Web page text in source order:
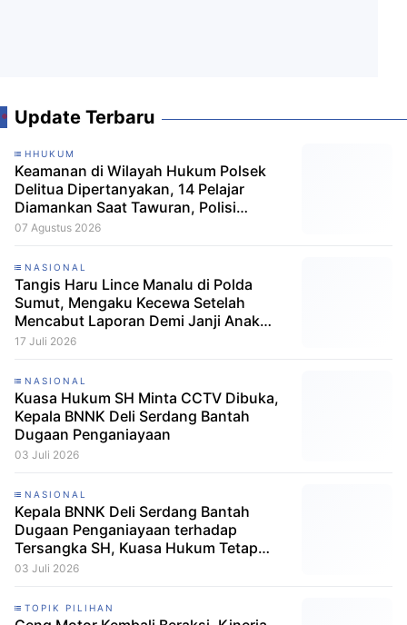
Update Terbaru
HHUKUM
Keamanan di Wilayah Hukum Polsek
Delitua Dipertanyakan, 14 Pelajar
Diamankan Saat Tawuran, Polisi
Pastikan Tak Ada Tersangka
07 Agustus 2026
NASIONAL
Tangis Haru Lince Manalu di Polda
Sumut, Mengaku Kecewa Setelah
Mencabut Laporan Demi Janji Anak
Dibebaskan
17 Juli 2026
NASIONAL
Kuasa Hukum SH Minta CCTV Dibuka,
Kepala BNNK Deli Serdang Bantah
Dugaan Penganiayaan
03 Juli 2026
NASIONAL
Kepala BNNK Deli Serdang Bantah
Dugaan Penganiayaan terhadap
Tersangka SH, Kuasa Hukum Tetap
Minta CCTV Dibuka
03 Juli 2026
TOPIK PILIHAN